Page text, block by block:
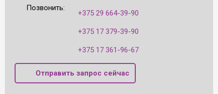
Позвонить:
+375 29 664-39-90
+375 17 379-39-90
+375 17 361-96-67
Отправить запрос сейчас